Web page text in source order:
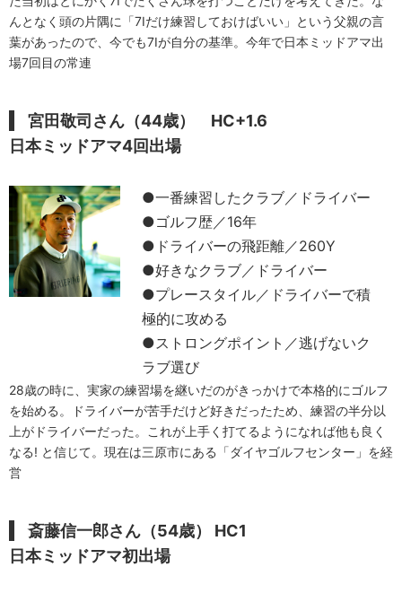
んとなく頭の片隅に「7Iだけ練習しておけばいい」という父親の言
葉があったので、今でも7Iが自分の基準。今年で日本ミッドアマ出
場7回目の常連
宮田敬司さん（44歳） HC+1.6
日本ミッドアマ4回出場
●一番練習したクラブ／ドライバー
●ゴルフ歴／16年
●ドライバーの飛距離／260Y
●好きなクラブ／ドライバー
●プレースタイル／ドライバーで積
極的に攻める
●ストロングポイント／逃げないク
ラブ選び
28歳の時に、実家の練習場を継いだのがきっかけで本格的にゴルフ
を始める。ドライバーが苦手だけど好きだったため、練習の半分以
上がドライバーだった。これが上手く打てるようになれば他も良く
なる! と信じて。現在は三原市にある「ダイヤゴルフセンター」を経
営
斎藤信一郎さん（54歳） HC1
日本ミッドアマ初出場